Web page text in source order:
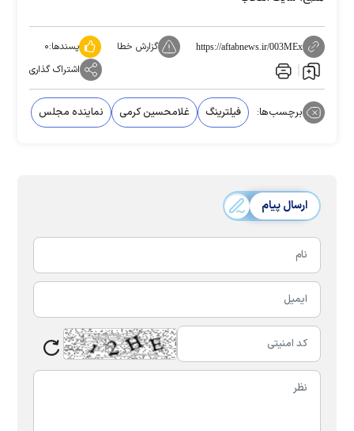
https://aftabnews.ir/003MEx گزارش خطا پسندها:۰
اشتراک گذاری
برچسب‌ها: فیلترینگ غلامحسین کرمی نماینده مجلس
ارسال پیام